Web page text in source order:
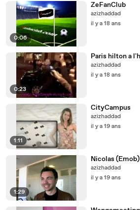
0:06
ZeFanClub
azizhaddad
il y a 18 ans
0:23
Paris hilton a
azizhaddad
il y a 18 ans
1:11
CityCampus
azizhaddad
il y a 19 ans
1:29
Nicolas
azizhaddad
il y a 19 ans